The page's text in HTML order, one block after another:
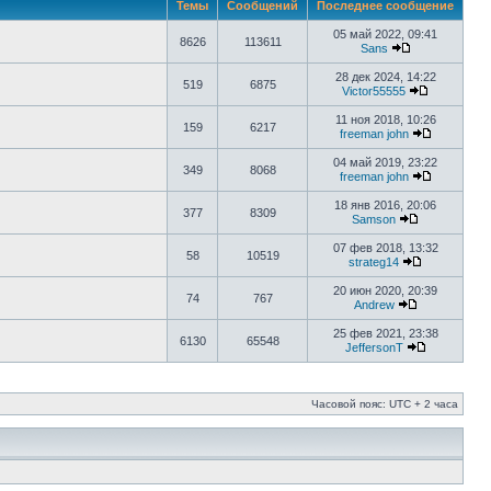
Темы Сообщений Последнее сообщение
8626 113611
05 май 2022, 09:41
Sans
519 6875
28 дек 2024, 14:22
Victor55555
159 6217
11 ноя 2018, 10:26
freeman john
349 8068
04 май 2019, 23:22
freeman john
377 8309
18 янв 2016, 20:06
Samson
58 10519
07 фев 2018, 13:32
strateg14
74 767
20 июн 2020, 20:39
Аndrew
6130 65548
25 фев 2021, 23:38
JeffersonT
Часовой пояс: UTC + 2 часа